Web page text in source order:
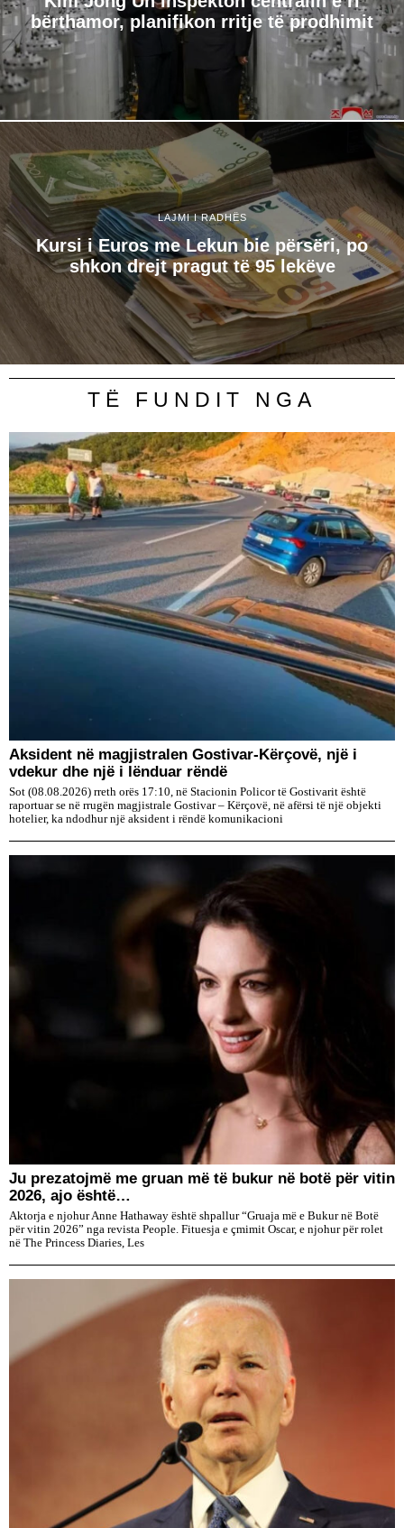
bërthamor, planifikon rritje të prodhimit
LAJMI I RADHËS
Kursi i Euros me Lekun bie përsëri, po
shkon drejt pragut të 95 lekëve
TË FUNDIT NGA
Aksident në magjistralen Gostivar-Kërçovë, një i
vdekur dhe një i lënduar rëndë
Sot (08.08.2026) rreth orës 17:10, në Stacionin Policor të Gostivarit është
raportuar se në rrugën magjistrale Gostivar – Kërçovë, në afërsi të një objekti
hotelier, ka ndodhur një aksident i rëndë komunikacioni
Ju prezatojmë me gruan më të bukur në botë për vitin
2026, ajo është…
Aktorja e njohur Anne Hathaway është shpallur “Gruaja më e Bukur në Botë
për vitin 2026” nga revista People. Fituesja e çmimit Oscar, e njohur për rolet
në The Princess Diaries, Les